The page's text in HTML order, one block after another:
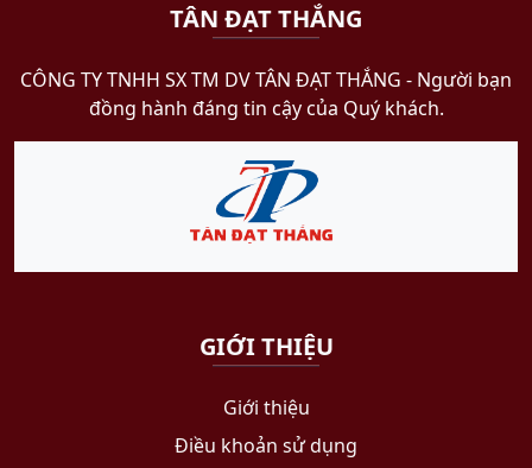
TÂN ĐẠT THẮNG
CÔNG TY TNHH SX TM DV TÂN ĐẠT THẮNG​ - Người bạn
đồng hành đáng tin cậy của Quý khách.
GIỚI THIỆU
Giới thiệu
Điều khoản sử dụng